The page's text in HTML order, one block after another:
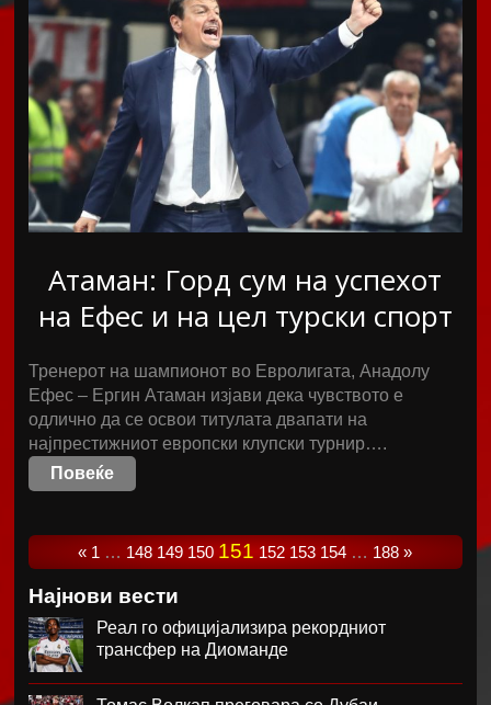
Атаман: Горд сум на успехот
на Ефес и на цел турски спорт
Тренерот на шампионот во Евролигата, Анадолу
Ефес – Ергин Атаман изјави дека чувството е
одлично да се освои титулата двапати на
најпрестижниот европски клупски турнир….
Повеќе
« 1 … 148 149 150 151 152 153 154 … 188 »
Најнови вести
Реал го официјализира рекордниот
трансфер на Диоманде